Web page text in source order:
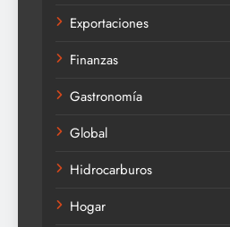
Exportaciones
Finanzas
Gastronomía
Global
Hidrocarburos
Hogar